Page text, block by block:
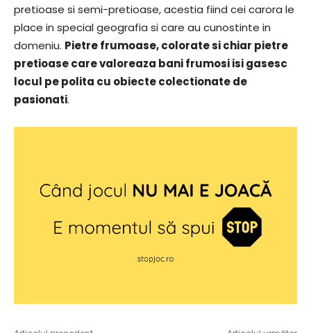
pretioase si semi-pretioase, acestia fiind cei carora le
place in special geografia si care au cunostinte in
domeniu. Pietre frumoase, colorate si chiar pietre
pretioase care valoreaza bani frumosi isi gasesc
locul pe polita cu obiecte colectionate de
pasionati.